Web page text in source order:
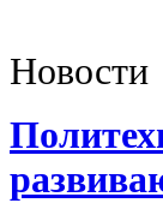
Новости